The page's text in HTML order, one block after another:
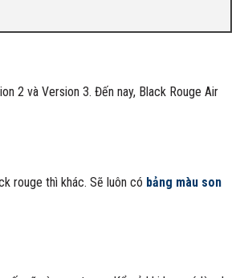
2 và Version 3. Đến nay, Black Rouge Air
rouge thì khác. Sẽ luôn có bảng màu son